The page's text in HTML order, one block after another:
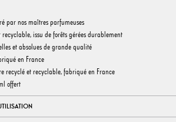
par nos maîtres parfumeuses
issu de forêts gérées durablement
et absolues de grande qualité
en France
recyclé et recyclable, fabriqué en France
offert